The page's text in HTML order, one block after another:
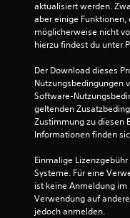
aktualisiert werden.
aber einige Funktionen,
möglicherweise nicht
hierzu findest du unter
Der Download dieses
Nutzungsbedingungen
Software-
geltenden
Zustimmung zu diesen
Informationen finden
Einmalige
Systeme. Für eine
ist keine Anmeldung
Verwendung auf
jedoch anmelden.